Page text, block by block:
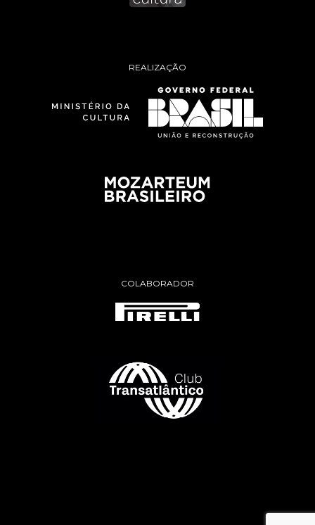
REALIZAÇÃO
COLABORADOR